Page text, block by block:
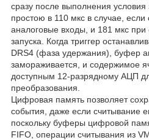
сразу после выполнения условия
простою в 110 мкс в случае,
аналоговые входы, и 181 мкс
запуска. Когда триггер
DRS4 (фаза удержания), буфер
замораживается, и содержимое
доступным 12-разрядному АЦП
преобразования.
Цифровая память позволяет
события, даже если считывание
поскольку буферы цифровой
FIFO, операции считывания из